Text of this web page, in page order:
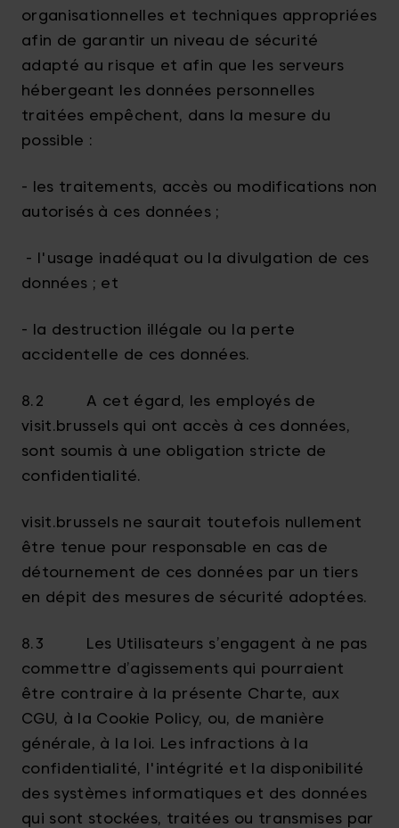
organisationnelles et techniques appropriées
afin de garantir un niveau de sécurité
adapté au risque et afin que les serveurs
hébergeant les données personnelles
traitées empêchent, dans la mesure du
possible :
- les traitements, accès ou modifications non
autorisés à ces données ;
- l'usage inadéquat ou la divulgation de ces
données ; et
- la destruction illégale ou la perte
accidentelle de ces données.
8.2 A cet égard, les employés de
visit.brussels qui ont accès à ces données,
sont soumis à une obligation stricte de
confidentialité.
visit.brussels ne saurait toutefois nullement
être tenue pour responsable en cas de
détournement de ces données par un tiers
en dépit des mesures de sécurité adoptées.
8.3 Les Utilisateurs s’engagent à ne pas
commettre d’agissements qui pourraient
être contraire à la présente Charte, aux
CGU, à la Cookie Policy, ou, de manière
générale, à la loi. Les infractions à la
confidentialité, l'intégrité et la disponibilité
des systèmes informatiques et des données
qui sont stockées, traitées ou transmises par